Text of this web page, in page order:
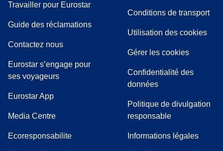
Travailler pour Eurostar
Guide des réclamations((
Contactez nous
Eurostar s’engage pour
ses voyageurs
Eurostar App
Media Centre( Ouvre un nouvel onglet)
Ecoresponsabilite
Conditions de transport
Utilisation des cookies
Gérer les cookies
Confidentialité des
données
Politique de divulgation
responsable
Informations légales